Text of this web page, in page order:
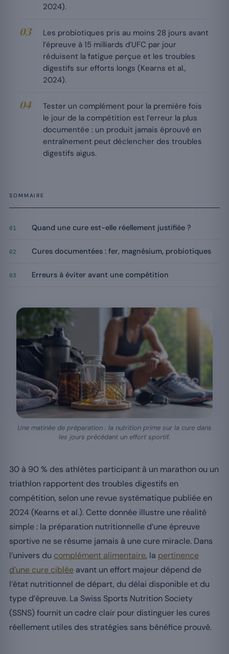
2024).
Les probiotiques pris au moins 28 jours avant
l’épreuve à 15 milliards d’UFC par jour
réduisent la fatigue perçue et les troubles
digestifs sur efforts longs (Kearns et al.,
2024).
Tester un complément pour la première fois
le jour de la compétition est l’erreur la plus
documentée : un produit jamais éprouvé en
entraînement peut déclencher des troubles
digestifs aigus.
SOMMAIRE
01 Quand une cure est-elle réellement justifiée ?
02 Cures documentées : fer, magnésium, probiotiques
03 Erreurs à éviter avant une compétition
Une matinée de préparation : la nutrition prime sur la cure dans
les jours précédant un effort sportif.
30 à 90 % des athlètes participant à un marathon ou un
triathlon rapportent des troubles digestifs en
compétition, selon une revue systématique publiée en
2024 (Kearns et al.). Cette donnée illustre une réalité
simple : la préparation nutritionnelle d’une épreuve
sportive ne se résume jamais à une cure miracle. Dans
l’univers du complément alimentaire, la pertinence
d’une cure ciblée avant un effort majeur dépend de
l’état nutritionnel de départ, du délai disponible et du
type d’épreuve. La Swiss Sports Nutrition Society
(SSNS) fournit un cadre clair pour distinguer les cures
réellement utiles des stratégies sans bénéfice prouvé.